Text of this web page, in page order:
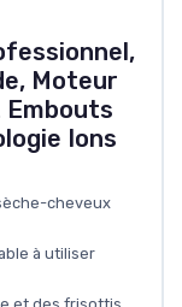
Moteur
Ions
cheveux
à utiliser